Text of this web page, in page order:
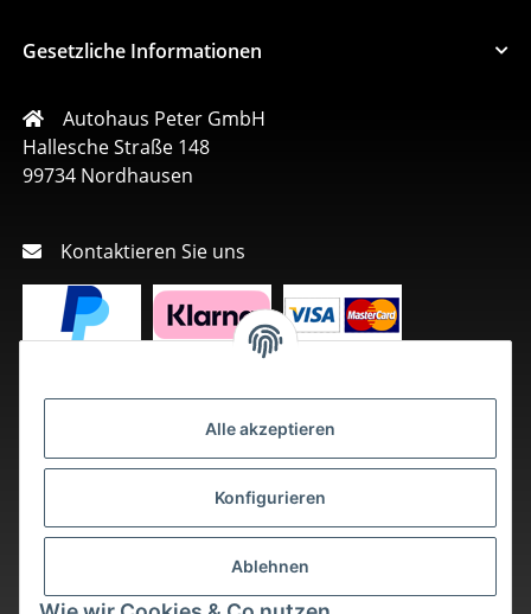
Alle akzeptieren
Konfigurieren
Ablehnen
Gesetzliche Informationen
Autohaus Peter GmbH
Hallesche Straße 148
99734 Nordhausen
Kontaktieren Sie uns